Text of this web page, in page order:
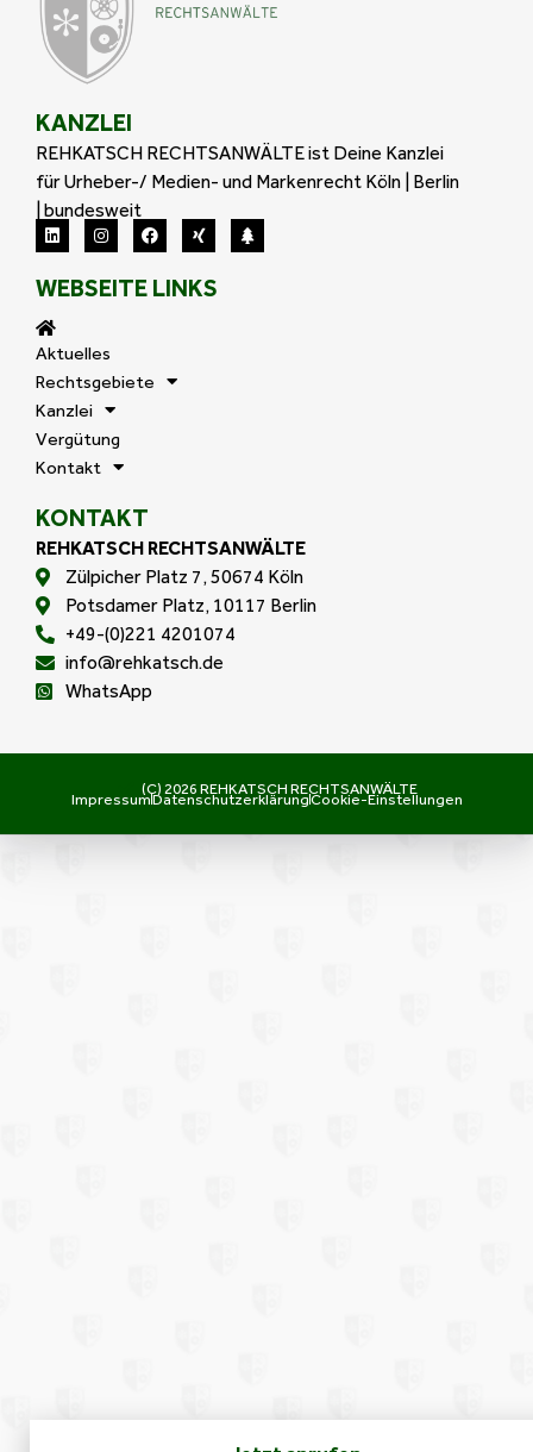
KANZLEI
REHKATSCH RECHTSANWÄLTE ist Deine Kanzlei
für Urheber-/ Medien- und Markenrecht Köln | Berlin
| bundesweit
WEBSEITE LINKS
Aktuelles
Rechtsgebiete
Kanzlei
Vergütung
Kontakt
KONTAKT
REHKATSCH RECHTSANWÄLTE
Zülpicher Platz 7, 50674 Köln
Potsdamer Platz, 10117 Berlin
+49-(0)221 4201074
info@rehkatsch.de
WhatsApp
(C) 2026 REHKATSCH RECHTSANWÄLTE
ImpressumDatenschutzerklärungCookie-Einstellungen